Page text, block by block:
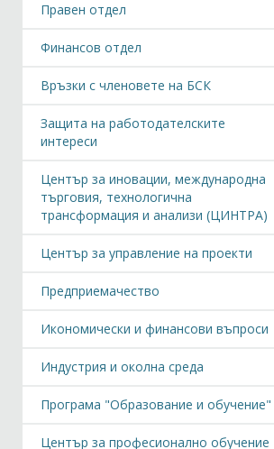
Правен отдел
Финансов отдел
Връзки с членовете на БСК
Защита на работодателските
интереси
Център за иновации, международна
търговия, технологична
трансформация и анализи (ЦИНТРА)
Център за управление на проекти
Предприемачество
Икономически и финансови въпроси
Индустрия и околна среда
Програма "Образование и обучение"
Център за професионално обучение